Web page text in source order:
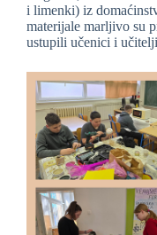
i limenki) iz
materijale marljivo su
ustupili učenici i